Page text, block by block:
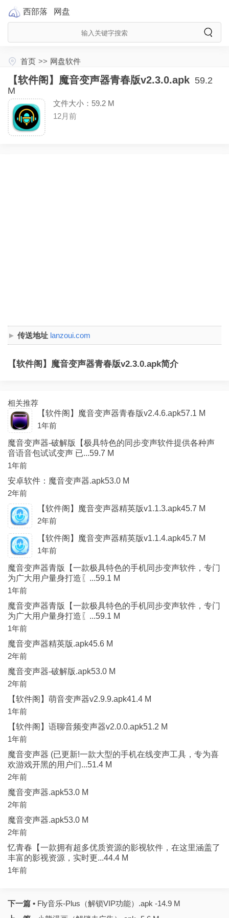
西部落 网盘
首页 >> 网盘软件
【软件阁】魔音变声器青春版v2.3.0.apk 59.2
M
文件大小：59.2 M
12月前
传送地址 lanzoui.com
【软件阁】魔音变声器青春版v2.3.0.apk简介
相关推荐
【软件阁】魔音变声器青春版v2.4.6.apk57.1 M
1年前
魔音变声器-破解版【极具特色的同步变声软件提供各种声
音语音包试试变声 已...59.7 M
1年前
安卓软件：魔音变声器.apk53.0 M
2年前
【软件阁】魔音变声器精英版v1.1.3.apk45.7 M
2年前
【软件阁】魔音变声器精英版v1.1.4.apk45.7 M
1年前
魔音变声器青版【一款极具特色的手机同步变声软件，专门
为广大用户量身打造〖...59.1 M
1年前
魔音变声器青版【一款极具特色的手机同步变声软件，专门
为广大用户量身打造〖...59.1 M
1年前
魔音变声器精英版.apk45.6 M
2年前
魔音变声器-破解版.apk53.0 M
2年前
【软件阁】萌音变声器v2.9.9.apk41.4 M
1年前
【软件阁】语聊音频变声器v2.0.0.apk51.2 M
1年前
魔音变声器 (已更新!一款大型的手机在线变声工具，专为喜
欢游戏开黑的用户们...51.4 M
2年前
魔音变声器.apk53.0 M
2年前
魔音变声器.apk53.0 M
2年前
忆青春【一款拥有超多优质资源的影视软件，在这里涵盖了
丰富的影视资源，实时更...44.4 M
1年前
下一篇 • Fly音乐-Plus（解锁VIP功能）.apk -14.9 M